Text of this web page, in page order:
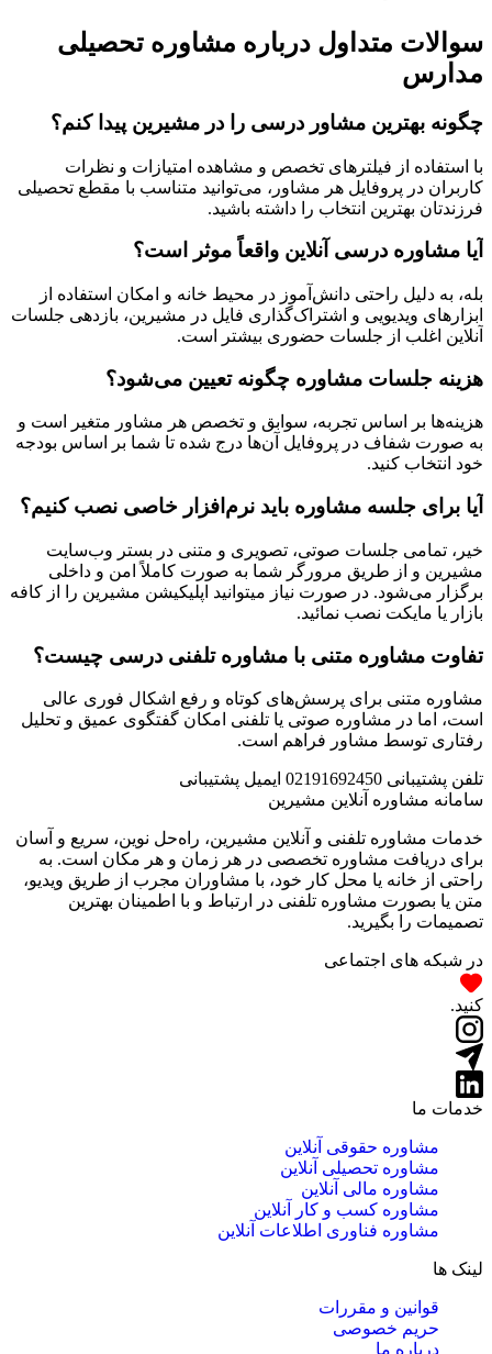
سوالات متداول درباره مشاوره تحصیلی
مدارس
چگونه بهترین مشاور درسی را در مشیرین پیدا کنم؟
با استفاده از فیلترهای تخصص و مشاهده امتیازات و نظرات
کاربران در پروفایل هر مشاور، می‌توانید متناسب با مقطع تحصیلی
فرزندتان بهترین انتخاب را داشته باشید.
آیا مشاوره درسی آنلاین واقعاً موثر است؟
بله، به دلیل راحتی دانش‌آموز در محیط خانه و امکان استفاده از
ابزارهای ویدیویی و اشتراک‌گذاری فایل در مشیرین، بازدهی جلسات
آنلاین اغلب از جلسات حضوری بیشتر است.
هزینه جلسات مشاوره چگونه تعیین می‌شود؟
هزینه‌ها بر اساس تجربه، سوابق و تخصص هر مشاور متغیر است و
به صورت شفاف در پروفایل آن‌ها درج شده تا شما بر اساس بودجه
خود انتخاب کنید.
آیا برای جلسه مشاوره باید نرم‌افزار خاصی نصب کنیم؟
خیر، تمامی جلسات صوتی، تصویری و متنی در بستر وب‌سایت
مشیرین و از طریق مرورگر شما به صورت کاملاً امن و داخلی
برگزار می‌شود. در صورت نیاز میتوانید اپلیکیشن مشیرین را از کافه
بازار یا مایکت نصب نمائید.
تفاوت مشاوره متنی با مشاوره تلفنی درسی چیست؟
مشاوره متنی برای پرسش‌های کوتاه و رفع اشکال فوری عالی
است، اما در مشاوره صوتی یا تلفنی امکان گفتگوی عمیق و تحلیل
رفتاری توسط مشاور فراهم است.
تلفن پشتیبانی 02191692450 ایمیل پشتیبانی
سامانه مشاوره آنلاین مشیرین
خدمات مشاوره تلفنی و آنلاین مشیرین، راه‌‌حل نوین، سریع و آسان
برای دریافت مشاوره تخصصی در هر زمان و هر مکان است. به
راحتی از خانه یا محل کار خود، با مشاوران مجرب از طریق ویدیو،
متن یا بصورت مشاوره تلفنی در ارتباط و با اطمینان بهترین
تصمیمات را بگیرید.
در شبکه های اجتماعی
کنید.
خدمات ما
مشاوره حقوقی آنلاین
مشاوره تحصیلی آنلاین
مشاوره مالی آنلاین
مشاوره کسب و کار آنلاین
مشاوره فناوری اطلاعات آنلاین
لینک ها
قوانین و مقررات
حریم خصوصی
درباره ما